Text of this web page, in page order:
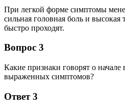
При легкой форме симптомы
сильная головная боль и
быстро проходят.
Вопрос 3
Какие признаки говорят о начале
выраженных симптомов?
Ответ 3